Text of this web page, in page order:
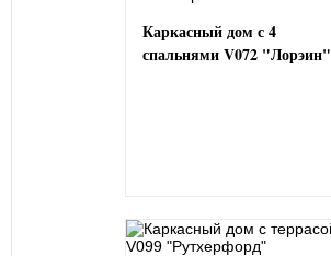
Каркасный дом с 4
спальнями V072 "Лорэин"